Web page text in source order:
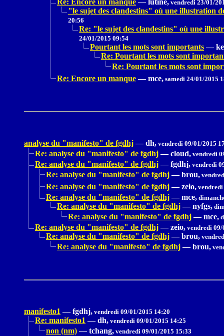
vendredi 23/01/
"le sujet des clandestins" où une illustration
20:56
Re: "le sujet des clandestins" où une
24/01/2015 09:54
Pourtant les mots sont importants —
Re: Pourtant les mots sont
Re: Pourtant les mots sont
Re: Encore un manque — mce, samedi 24/01/2015
analyse du "manifesto" de fgdhj — dh, vendredi 09/01/2015
Re: analyse du "manifesto" de fgdhj — cloud, vendredi
Re: analyse du "manifesto" de fgdhj — fgdhj, vendredi
Re: analyse du "manifesto" de fgdhj — brou,
Re: analyse du "manifesto" de fgdhj — zeio,
Re: analyse du "manifesto" de fgdhj — mce,
Re: analyse du "manifesto" de fgdhj — nyfgs,
Re: analyse du "manifesto" de fgdhj — mce,
Re: analyse du "manifesto" de fgdhj — zeio, vendredi
Re: analyse du "manifesto" de fgdhj — brou,
Re: analyse du "manifesto" de fgdhj — brou,
manifesto1 — fgdhj, vendredi 09/01/2015 14:20
Re: manifesto1 — dh, vendredi 09/01/2015 14:25
non (nm) — tchang, vendredi 09/01/2015 15:33